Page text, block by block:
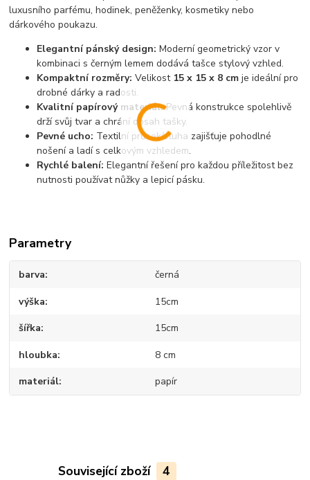
luxusního parfému, hodinek, peněženky, kosmetiky nebo
dárkového poukazu.
Elegantní pánský design: Moderní geometrický vzor v
kombinaci s černým lemem dodává tašce stylový vzhled.
Kompaktní rozměry: Velikost 15 x 15 x 8 cm je ideální pro
drobné dárky a radosti.
Kvalitní papírový materiál:Pevná konstrukce spolehlivě
drží svůj tvar a chrání obsah tašky.
Pevné ucho: Textilní průsek/stuha zajišťuje pohodlné
nošení a ladí s celkovým vzhledem.
Rychlé balení: Elegantní řešení pro každou příležitost bez
nutnosti používat nůžky a lepicí pásku.
Parametry
barva černá
výška 15cm
šířka 15cm
hloubka 8 cm
materiál papír
Související zboží 4